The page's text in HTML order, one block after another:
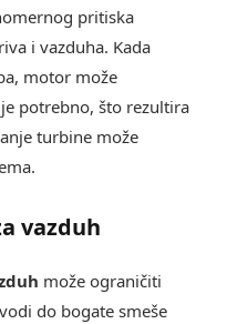
pritiska
i vazduha. Kada
motor može
potrebno, što rezultira
turbine može
vazduh
može ograničiti
do bogate smeše